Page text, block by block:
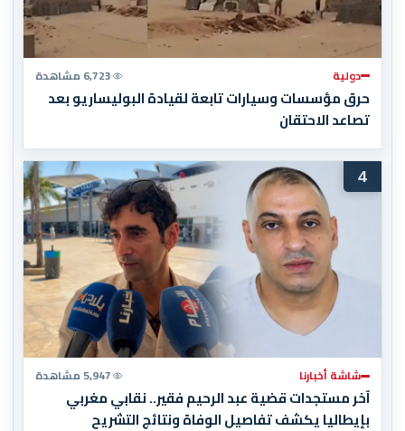
دولية 6,723 مشاهدة
حرق مؤسسات وسيارات تابعة لقيادة البوليساريو بعد
تصاعد الاحتقان
4
شاشة أخبارنا 5,947 مشاهدة
آخر مستجدات قضية عبد الرحيم فقير.. نقابي مغربي
بإيطاليا يكشف تفاصيل الوفاة ونتائج التشريح